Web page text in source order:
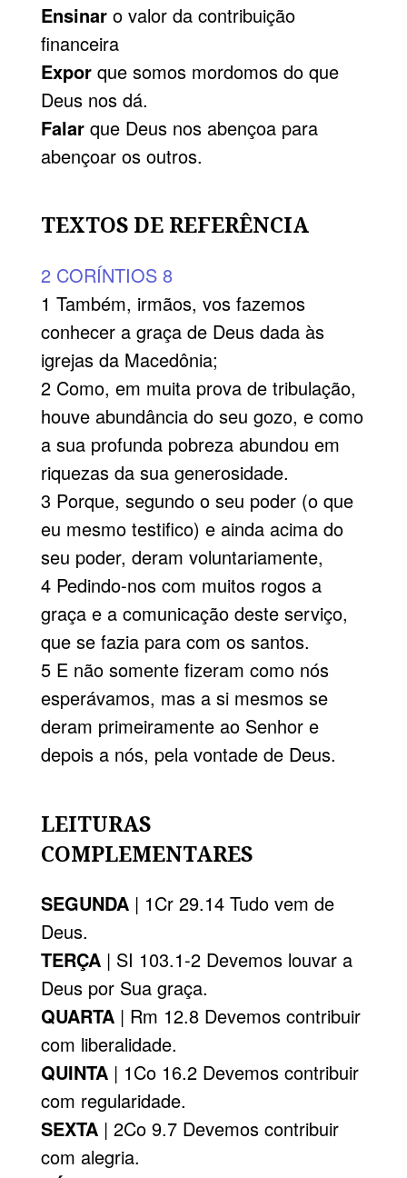
Ensinar o valor da contribuição
financeira
Expor que somos mordomos do que
Deus nos dá.
Falar que Deus nos abençoa para
abençoar os outros.
TEXTOS DE REFERÊNCIA
2 CORÍNTIOS 8
1 Também, irmãos, vos fazemos
conhecer a graça de Deus dada às
igrejas da Macedônia;
2 Como, em muita prova de tribulação,
houve abundância do seu gozo, e como
a sua profunda pobreza abundou em
riquezas da sua generosidade.
3 Porque, segundo o seu poder (o que
eu mesmo testifico) e ainda acima do
seu poder, deram voluntariamente,
4 Pedindo-nos com muitos rogos a
graça e a comunicação deste serviço,
que se fazia para com os santos.
5 E não somente fizeram como nós
esperávamos, mas a si mesmos se
deram primeiramente ao Senhor e
depois a nós, pela vontade de Deus.
LEITURAS
COMPLEMENTARES
SEGUNDA | 1Cr 29.14 Tudo vem de
Deus.
TERÇA | SI 103.1-2 Devemos louvar a
Deus por Sua graça.
QUARTA | Rm 12.8 Devemos contribuir
com liberalidade.
QUINTA | 1Co 16.2 Devemos contribuir
com regularidade.
SEXTA | 2Co 9.7 Devemos contribuir
com alegria.